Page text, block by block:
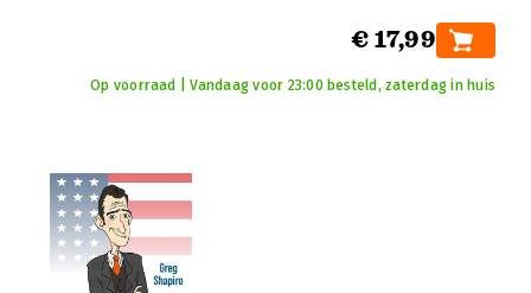
€ 17,99
Op voorraad | Vandaag voor 23:00 besteld, zaterdag in huis